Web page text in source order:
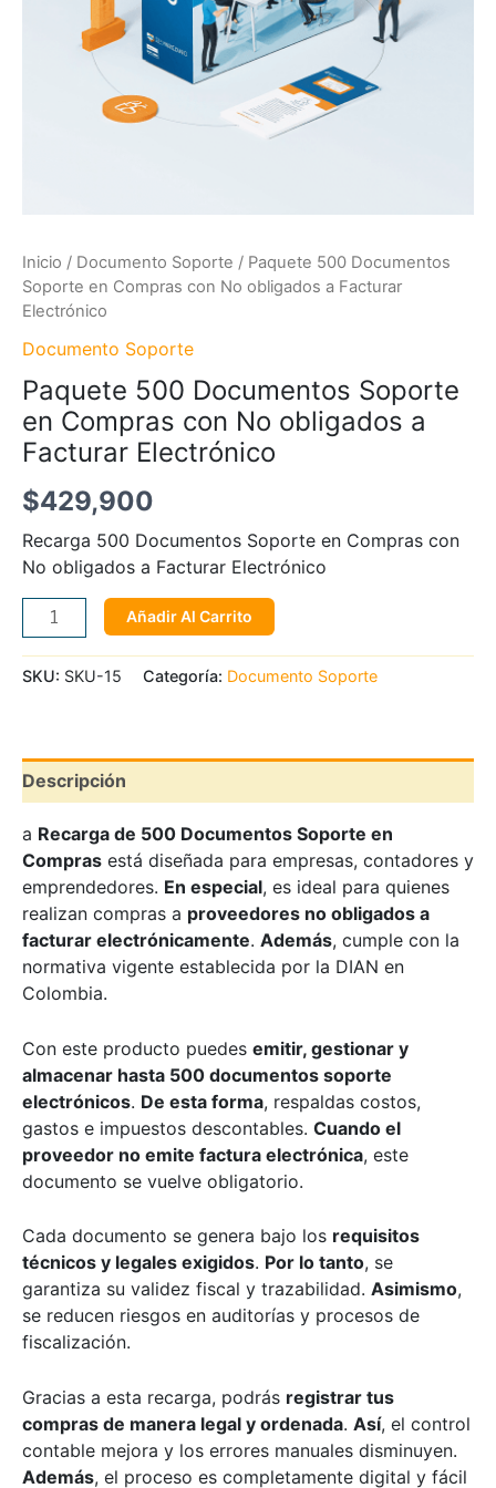
Inicio / Documento Soporte / Paquete 500 Documentos
Soporte en Compras con No obligados a Facturar
Electrónico
Documento Soporte
Paquete 500 Documentos Soporte
en Compras con No obligados a
Facturar Electrónico
$429,900
Recarga 500 Documentos Soporte en Compras con
No obligados a Facturar Electrónico
Añadir Al Carrito
SKU: SKU-15 Categoría: Documento Soporte
Descripción
a Recarga de 500 Documentos Soporte en
Compras está diseñada para empresas, contadores y
emprendedores. En especial, es ideal para quienes
realizan compras a proveedores no obligados a
facturar electrónicamente. Además, cumple con la
normativa vigente establecida por la DIAN en
Colombia.
Con este producto puedes emitir, gestionar y
almacenar hasta 500 documentos soporte
electrónicos. De esta forma, respaldas costos,
gastos e impuestos descontables. Cuando el
proveedor no emite factura electrónica, este
documento se vuelve obligatorio.
Cada documento se genera bajo los requisitos
técnicos y legales exigidos. Por lo tanto, se
garantiza su validez fiscal y trazabilidad. Asimismo,
se reducen riesgos en auditorías y procesos de
fiscalización.
Gracias a esta recarga, podrás registrar tus
compras de manera legal y ordenada. Así, el control
contable mejora y los errores manuales disminuyen.
Además, el proceso es completamente digital y fácil